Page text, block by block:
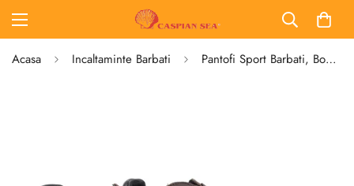
Acasa Incaltaminte Barbati Pantofi Sport Barbati, Bontimes, Bit-87217, Piele Naturala, Maro